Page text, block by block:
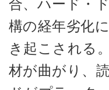
構の経年劣化
き起こされる
材が曲がり、